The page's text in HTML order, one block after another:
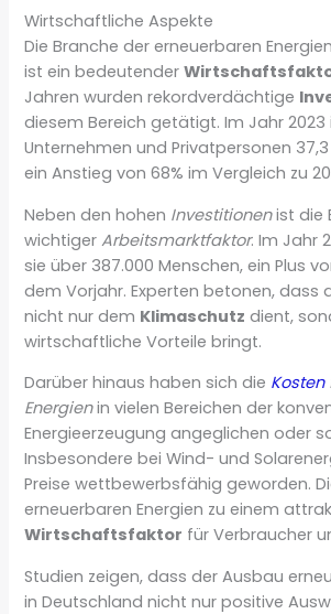
Wirtschaftliche Aspekte
Die Branche der erneuerbaren
ist ein bedeutender
Jahren wurden rekordverdächtige
diesem Bereich getätigt. Im Jahr 2023
Unternehmen und Privatpersonen 37,3
ein Anstieg von 68% im Vergleich zu
Neben den hohen Investitionenist die
wichtigerArbeitsmarktfaktor. Im Jahr
sie über 387.000 Menschen, ein Plus
dem Vorjahr. Experten betonen, dass
nicht nur dem Klimaschutz dient,
wirtschaftliche Vorteile bringt.
Darüber hinaus haben sich die Kosten
Energienin vielen Bereichen der
Energieerzeugung angeglichen oder
Insbesondere bei Wind- und
Preise wettbewerbsfähig geworden.
erneuerbaren Energien zu einem
Wirtschaftsfaktor für Verbraucher
Studien zeigen, dass der Ausbau
in Deutschland nicht nur positive